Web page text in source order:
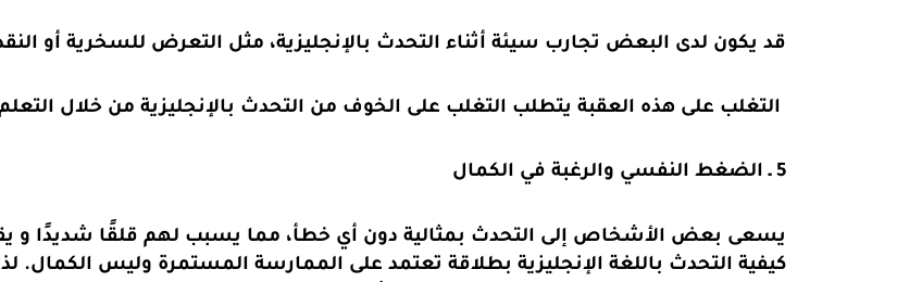
قد يكون لدى البعض تجارب سيئة أثناء التحدث بالإنجليزية، مثل التعرض للسخرية أو
التغلب على هذه العقبة يتطلب التغلب على الخوف من التحدث بالإنجليزية من خلال
5 ـ الضغط النفسي والرغبة في الكمال
يسعى بعض الأشخاص إلى التحدث بمثالية دون أي خطأ، مما يسبب لهم قلقًا شديدًا و
كيفية التحدث باللغة الإنجليزية بطلاقة تعتمد على الممارسة المستمرة وليس الكمال.